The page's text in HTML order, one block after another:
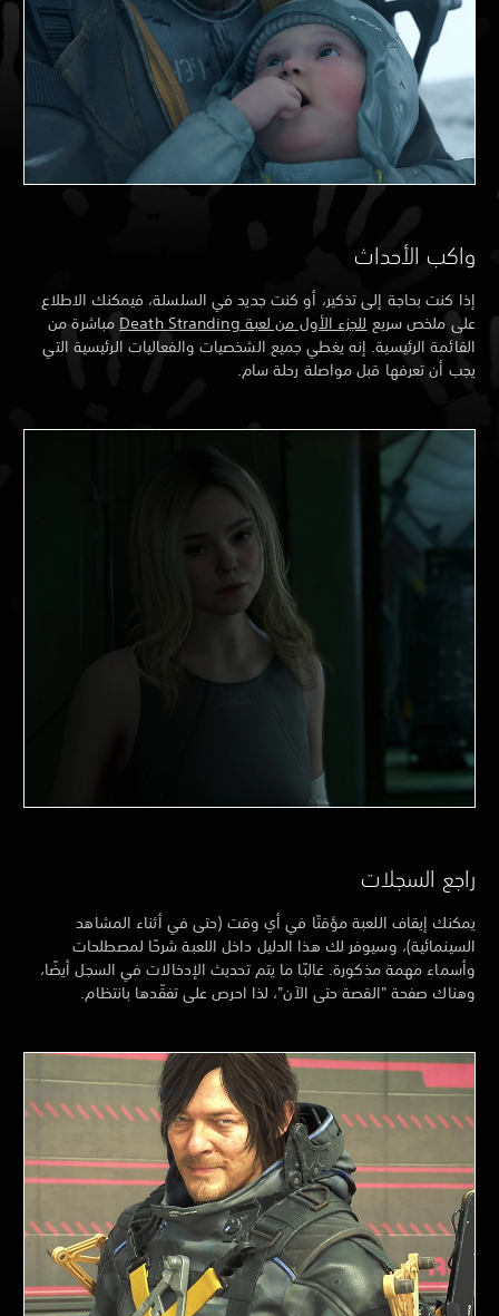
واكب الأحداث
إذا كنت بحاجة إلى تذكير، أو كنت جديد في السلسلة، فيمكنك الاطلاع
على ملخص سريع للجزء الأول من لعبة Death Stranding
مباشرة من
القائمة الرئيسية. إنه يغطي جميع الشخصيات والفعاليات الرئيسية التي
يجب أن تعرفها قبل مواصلة رحلة سام.
راجع السجلات
يمكنك إيقاف اللعبة مؤقتًا في أي وقت (حتى في أثناء المشاهد
السينمائية)، وسيوفر لك هذا الدليل داخل اللعبة شرحًا لمصطلحات
وأسماء مهمة مذكورة. غالبًا ما يتم تحديث الإدخالات في السجل أيضًا،
وهناك صفحة "القصة حتى الآن"، لذا احرص على تفقّدها بانتظام.